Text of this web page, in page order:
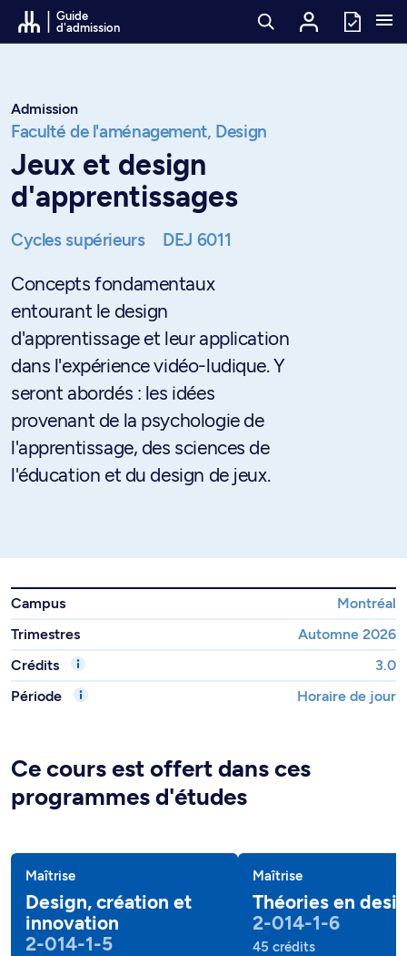
Passer au contenu
Guide
d'admission
Admission
Faculté de l'aménagement, Design
Jeux et design
d'apprentissages
Cycles supérieurs DEJ 6011
Concepts fondamentaux
entourant le design
d'apprentissage et leur application
dans l'expérience vidéo-ludique. Y
seront abordés : les idées
provenant de la psychologie de
l'apprentissage, des sciences de
l'éducation et du design de jeux.
Campus
Montréal
Trimestres
Automne 2026
Crédits
3.0
Période
Horaire de jour
Ce cours est offert dans ces
programmes d'études
Maîtrise
Design, création et
innovation
2-014-1-5
Maîtrise
Théories en
2-014-1-6
45 crédits